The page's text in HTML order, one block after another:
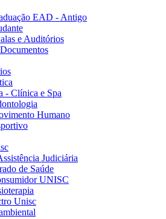
EAD - Antigo
e Auditórios
- Clínica e Spa
Humano
Judiciária
de Saúde
UNISC
Unisc